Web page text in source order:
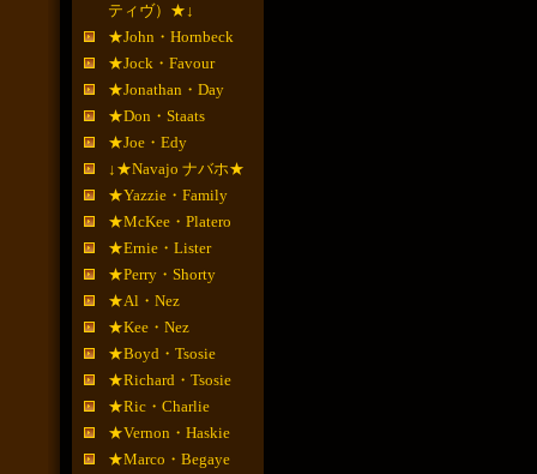
ティヴ）★↓
★John・Hornbeck
★Jock・Favour
★Jonathan・Day
★Don・Staats
★Joe・Edy
↓★Navajo ナバホ★
★Yazzie・Family
★McKee・Platero
★Ernie・Lister
★Perry・Shorty
★Al・Nez
★Kee・Nez
★Boyd・Tsosie
★Richard・Tsosie
★Ric・Charlie
★Vernon・Haskie
★Marco・Begaye